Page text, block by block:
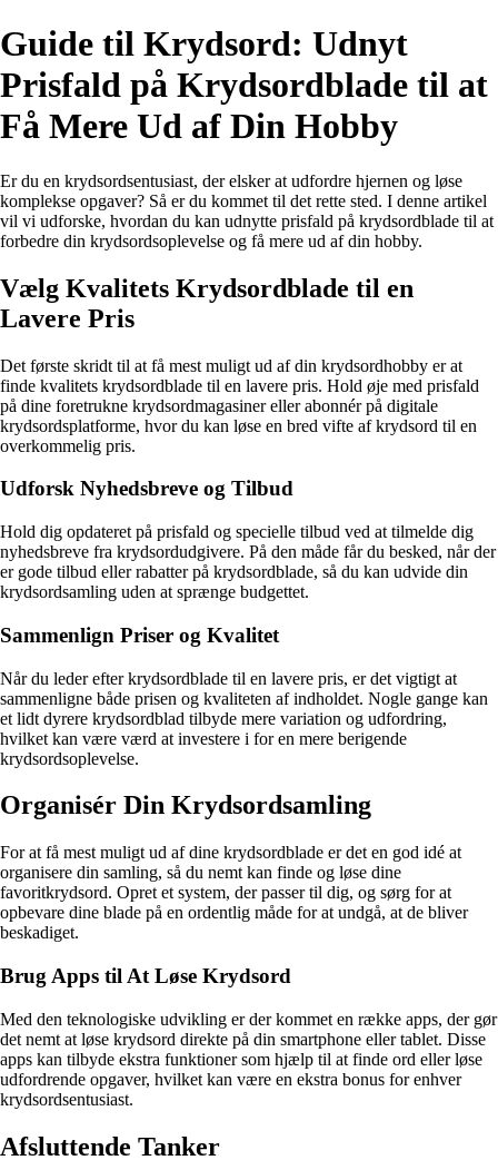
Guide til Krydsord: Udnyt
Prisfald på Krydsordblade til at
Få Mere Ud af Din Hobby
Er du en krydsordsentusiast, der elsker at udfordre hjernen og løse
komplekse opgaver? Så er du kommet til det rette sted. I denne artikel
vil vi udforske, hvordan du kan udnytte prisfald på krydsordblade til at
forbedre din krydsordsoplevelse og få mere ud af din hobby.
Vælg Kvalitets Krydsordblade til en
Lavere Pris
Det første skridt til at få mest muligt ud af din krydsordhobby er at
finde kvalitets krydsordblade til en lavere pris. Hold øje med prisfald
på dine foretrukne krydsordmagasiner eller abonnér på digitale
krydsordsplatforme, hvor du kan løse en bred vifte af krydsord til en
overkommelig pris.
Udforsk Nyhedsbreve og Tilbud
Hold dig opdateret på prisfald og specielle tilbud ved at tilmelde dig
nyhedsbreve fra krydsordudgivere. På den måde får du besked, når der
er gode tilbud eller rabatter på krydsordblade, så du kan udvide din
krydsordsamling uden at sprænge budgettet.
Sammenlign Priser og Kvalitet
Når du leder efter krydsordblade til en lavere pris, er det vigtigt at
sammenligne både prisen og kvaliteten af indholdet. Nogle gange kan
et lidt dyrere krydsordblad tilbyde mere variation og udfordring,
hvilket kan være værd at investere i for en mere berigende
krydsordsoplevelse.
Organisér Din Krydsordsamling
For at få mest muligt ud af dine krydsordblade er det en god idé at
organisere din samling, så du nemt kan finde og løse dine
favoritkrydsord. Opret et system, der passer til dig, og sørg for at
opbevare dine blade på en ordentlig måde for at undgå, at de bliver
beskadiget.
Brug Apps til At Løse Krydsord
Med den teknologiske udvikling er der kommet en række apps, der gør
det nemt at løse krydsord direkte på din smartphone eller tablet. Disse
apps kan tilbyde ekstra funktioner som hjælp til at finde ord eller løse
udfordrende opgaver, hvilket kan være en ekstra bonus for enhver
krydsordsentusiast.
Afsluttende Tanker